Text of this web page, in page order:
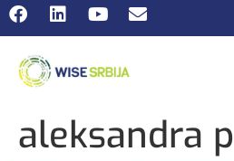
aleksandra p